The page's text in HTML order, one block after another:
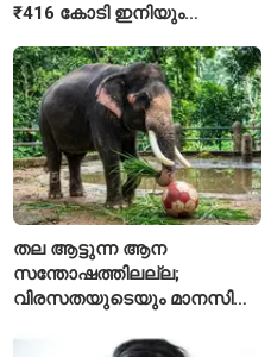
₹416 കോടി ഇനിയും
തല ആട്ടുന്ന ആന
സന്തോഷത്തിലല്ല;
വിരസതയുടെയും മാനസിക
ലക്ഷണമെന്ന് വിദഗ്ധർ